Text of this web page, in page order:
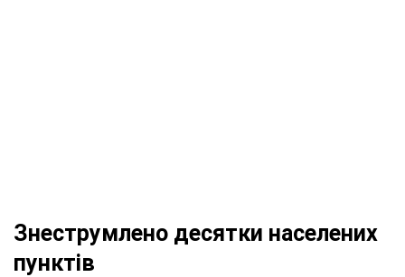
Знеструмлено десятки населених
пунктів